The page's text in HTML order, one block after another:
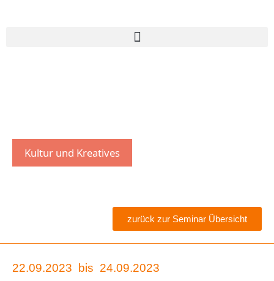
Kultur und Kreatives
zurück zur Seminar Übersicht
22.09.2023 bis 24.09.2023